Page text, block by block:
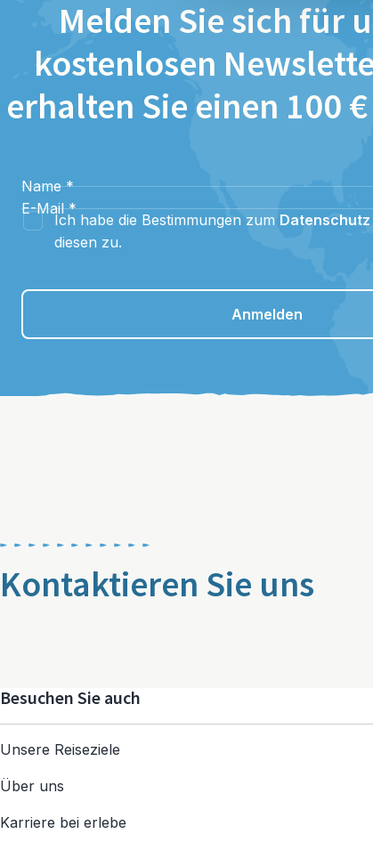
Melden Sie sich für
kostenlosen
erhalten Sie einen 100
Name *
E-Mail *
Ich habe die Bestimmungen zum Datenschutz
diesen zu.
Anmelden
Kontaktieren Sie uns
Besuchen Sie auch
Unsere Reiseziele
Über uns
Karriere bei erlebe